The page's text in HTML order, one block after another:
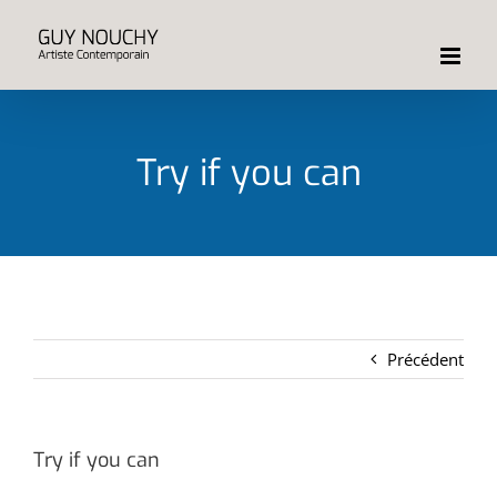
contenu
Try if you can
Précédent
Try if you can